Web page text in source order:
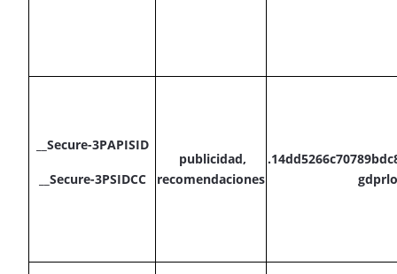
__Secure-3PAPISID
__Secure-3PSIDCC
publicidad,
recomendaciones